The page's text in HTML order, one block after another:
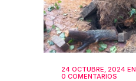
24 OCTUBRE, 2024 EN
0 COMENTARIOS